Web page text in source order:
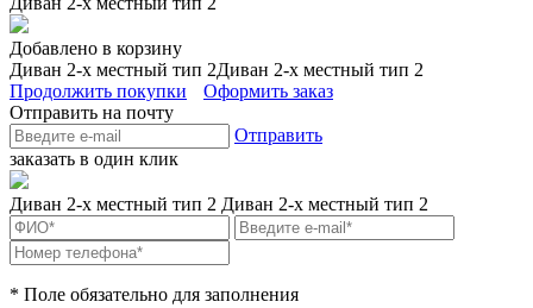
Добавлено в корзину
Диван 2-х местный тип 2Диван 2-х местный тип 2
Продолжить покупки
Оформить заказ
Отправить на почту
Отправить
заказать в один клик
Диван 2-х местный тип 2 Диван 2-х местный тип 2
* Поле обязательно для заполнения